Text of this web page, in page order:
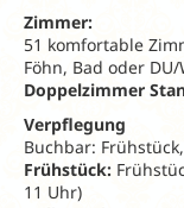
Zimmer:
51 komfortable
Föhn, Bad oder DU/
Doppelzimmer
Verpflegung
Buchbar:
Frühstück:
11 Uhr)